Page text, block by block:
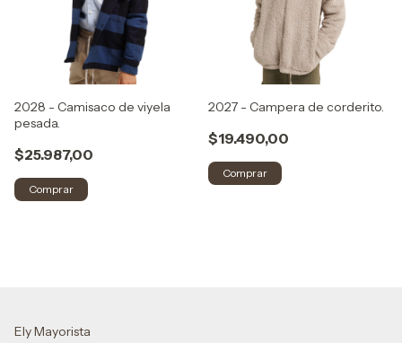
2028 - Camisaco de viyela
pesada.
$25.987,00
Comprar
2027 - Campera de corderito.
$19.490,00
Comprar
Ely Mayorista